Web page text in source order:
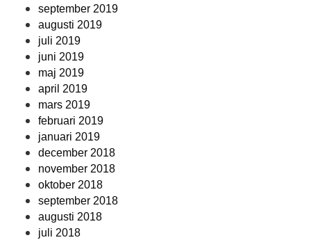
september 2019
augusti 2019
juli 2019
juni 2019
maj 2019
april 2019
mars 2019
februari 2019
januari 2019
december 2018
november 2018
oktober 2018
september 2018
augusti 2018
juli 2018